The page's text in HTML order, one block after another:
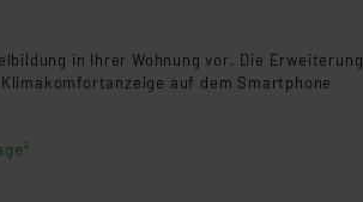
in Ihrer Wohnung vor. Die Erweiterung
auf dem Smartphone